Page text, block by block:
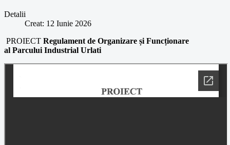
Detalii
Creat: 12 Iunie 2026
PROIECT Regulament de Organizare și Funcționare
al Parcului Industrial Urlati